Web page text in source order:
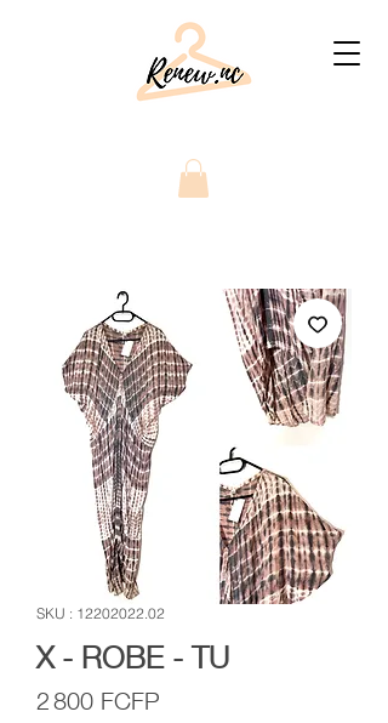
SKU : 12202022.02
X - ROBE - TU
2 800 FCFP